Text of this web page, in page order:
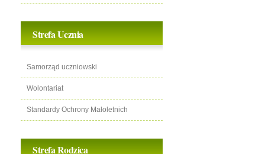
Strefa Ucznia
Samorząd uczniowski
Wolontariat
Standardy Ochrony Małoletnich
Strefa Rodzica